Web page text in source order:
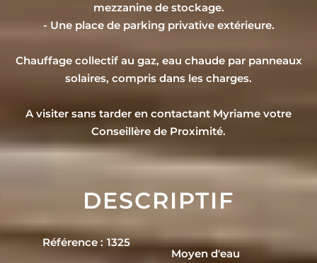
mezzanine de stockage.
- Une place de parking privative extérieure.
Chauffage collectif au gaz, eau chaude par panneaux
solaires, compris dans les charges.
A visiter sans tarder en contactant Myriame votre
Conseillère de Proximité.
DESCRIPTIF
Référence 1325
Moyen d'eau